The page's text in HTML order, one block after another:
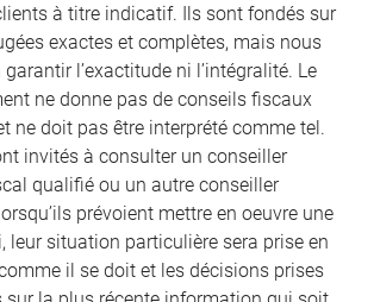
à titre indicatif. Ils sont fondés sur
exactes et complètes, mais nous
l’exactitude ni l’intégralité. Le
ne donne pas de conseils fiscaux
ne doit pas être interprété comme tel.
invités à consulter un conseiller
qualifié ou un autre conseiller
prévoient mettre en oeuvre une
leur situation particulière sera prise en
il se doit et les décisions prises